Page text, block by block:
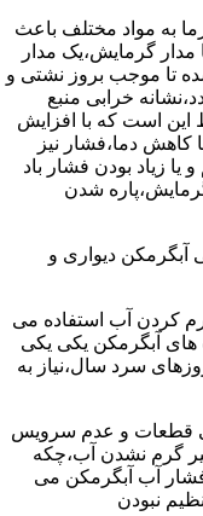
به مواد مختلف باعث
مدار گرمایش،یک مدار
تا موجب بروز نشتی و
خرابی منبع
این است که با افزایش
کاهش دما،فشار نیز
یا زیاد بودن فشار باد
گرمایش،پاره شدن
آبگرمکن دیواری و
کردن آب استفاده می
های آبگرمکن یکی یکی
سرد سال،نیاز به
قطعات و عدم سرویس
گرم نشدن آب،چکه
آب آبگرمکن می
نبودن